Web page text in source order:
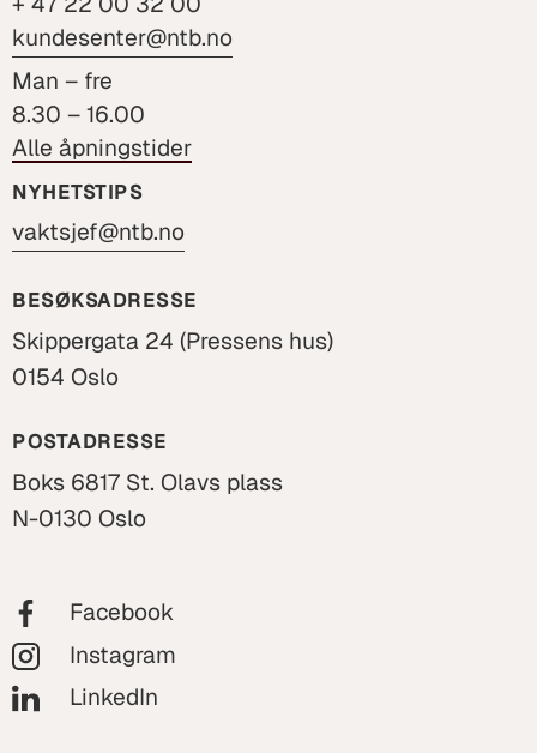
kundesenter@ntb.no
Man – fre
8.30 – 16.00
Alle åpningstider
NYHETSTIPS
vaktsjef@ntb.no
BESØKSADRESSE
Skippergata 24 (Pressens hus)
0154 Oslo
POSTADRESSE
Boks 6817 St. Olavs plass
N-0130 Oslo
Facebook
Instagram
LinkedIn